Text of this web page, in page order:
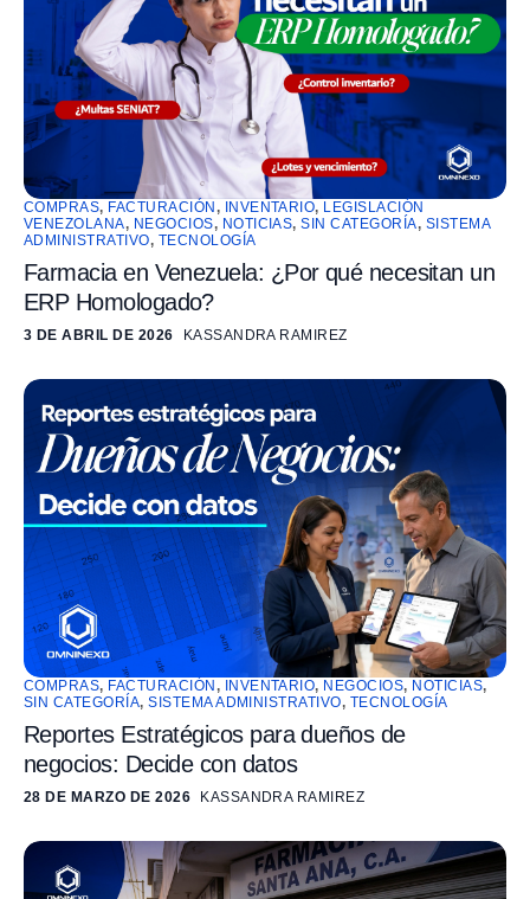
COMPRAS, FACTURACIÓN , INVENTARIO, LEGISLACIÓN
VENEZOLANA, NEGOCIOS, NOTICIAS,SIN CATEGORÍA, SISTEMA
ADMINISTRATIVO, TECNOLOGÍA
Farmacia en Venezuela: ¿Por qué necesitan un
ERP Homologado?
3 DE ABRIL DE 2026 KASSANDRA RAMIREZ
COMPRAS, FACTURACIÓN, INVENTARIO, NEGOCIOS, NOTICIAS,
SIN CATEGORÍA,SISTEMA ADMINISTRATIVO, TECNOLOGÍA
Reportes Estratégicos para dueños de
negocios: Decide con datos
28 DE MARZO DE 2026 KASSANDRA RAMIREZ